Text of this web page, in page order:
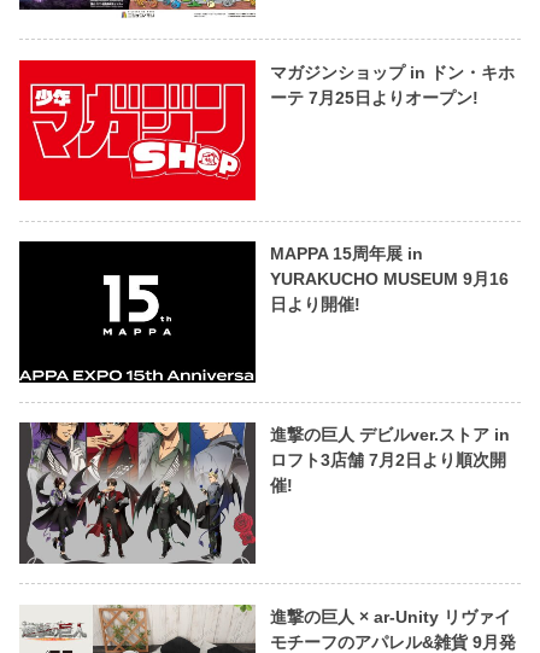
マガジンショップ in ドン・キホ
ーテ 7月25日よりオープン!
MAPPA 15周年展 in
YURAKUCHO MUSEUM 9月16
日より開催!
進撃の巨人 デビルver.ストア in
ロフト3店舗 7月2日より順次開
催!
進撃の巨人 × ar-Unity リヴァイ
モチーフのアパレル&雑貨 9月発